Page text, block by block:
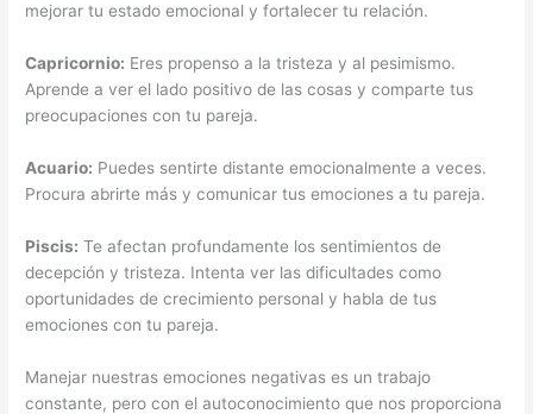
mejorar tu estado emocional y fortalecer tu relación.
Capricornio: Eres propenso a la tristeza y al pesimismo.
Aprende a ver el lado positivo de las cosas y comparte tus
preocupaciones con tu pareja.
Acuario: Puedes sentirte distante emocionalmente a veces.
Procura abrirte más y comunicar tus emociones a tu pareja.
Piscis: Te afectan profundamente los sentimientos de
decepción y tristeza. Intenta ver las dificultades como
oportunidades de crecimiento personal y habla de tus
emociones con tu pareja.
Manejar nuestras emociones negativas es un trabajo
constante, pero con el autoconocimiento que nos proporciona